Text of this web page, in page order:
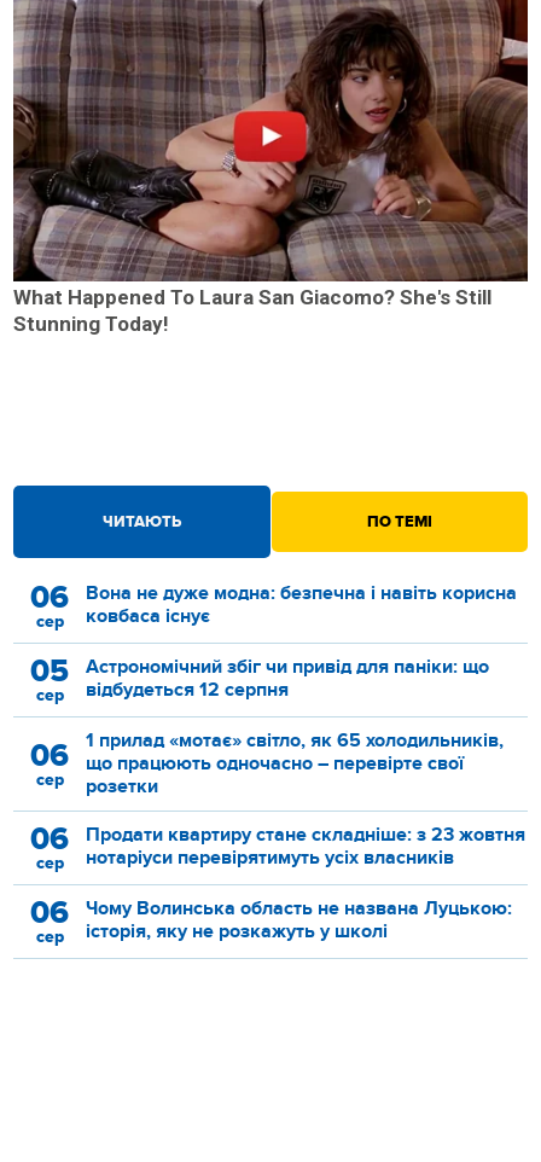
ЧИТАЮТЬ ПО ТЕМІ
06
сер
Вона не дуже модна: безпечна і навіть корисна
ковбаса існує
05
сер
Астрономічний збіг чи привід для паніки: що
відбудеться 12 серпня
06
сер
1 прилад «мотає» світло, як 65 холодильників,
що працюють одночасно – перевірте свої
розетки
06
сер
Продати квартиру стане складніше: з 23 жовтня
нотаріуси перевірятимуть усіх власників
06
сер
Чому Волинська область не названа Луцькою:
історія, яку не розкажуть у школі
What Happened To Laura San Giacomo? She's Still
Stunning Today!